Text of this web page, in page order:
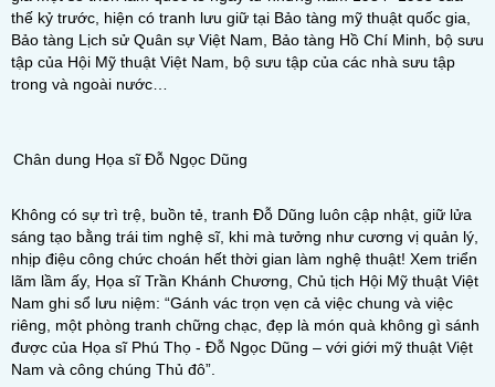
thế kỷ trước, hiện có tranh lưu giữ tại Bảo tàng mỹ thuật quốc gia,
Bảo tàng Lịch sử Quân sự Việt Nam, Bảo tàng Hồ Chí Minh, bộ sưu
tập của Hội Mỹ thuật Việt Nam, bộ sưu tập của các nhà sưu tập
trong và ngoài nước…
Chân dung Họa sĩ Đỗ Ngọc Dũng
Không có sự trì trệ, buồn tẻ, tranh Đỗ Dũng luôn cập nhật, giữ lửa
sáng tạo bằng trái tim nghệ sĩ, khi mà tưởng như cương vị quản lý,
nhịp điệu công chức choán hết thời gian làm nghệ thuật! Xem triển
lãm lầm ấy, Họa sĩ Trần Khánh Chương, Chủ tịch Hội Mỹ thuật Việt
Nam ghi sổ lưu niệm: “Gánh vác trọn vẹn cả việc chung và việc
riêng, một phòng tranh chững chạc, đẹp là món quà không gì sánh
được của Họa sĩ Phú Thọ - Đỗ Ngọc Dũng – với giới mỹ thuật Việt
Nam và công chúng Thủ đô”.